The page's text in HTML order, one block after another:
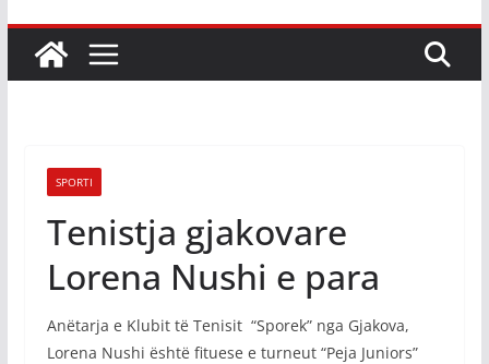
SPORTI
Tenistja gjakovare
Lorena Nushi e para
Anëtarja e Klubit të Tenisit “Sporek” nga Gjakova,
Lorena Nushi është fituese e turneut “Peja Juniors”